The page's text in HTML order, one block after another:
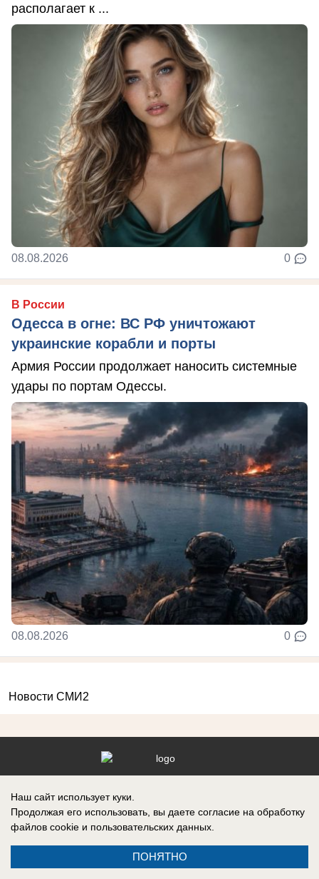
располагает к ...
08.08.2026 0
В России
Одесса в огне: ВС РФ уничтожают
украинские корабли и порты
Армия России продолжает наносить системные
удары по портам Одессы.
08.08.2026 0
Новости СМИ2
Контакты
Вакансии
Наш сайт использует куки.
Продолжая его использовать, вы даете согласие на обработку
файлов cookie и пользовательских данных.
ПОНЯТНО